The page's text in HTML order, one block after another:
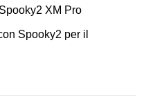
XM Pro
Spooky2 per il